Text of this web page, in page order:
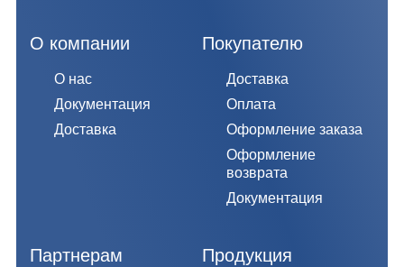
О компании
О нас
Документация
Доставка
Покупателю
Доставка
Оплата
Оформление заказа
Оформление
возврата
Документация
Партнерам Продукция